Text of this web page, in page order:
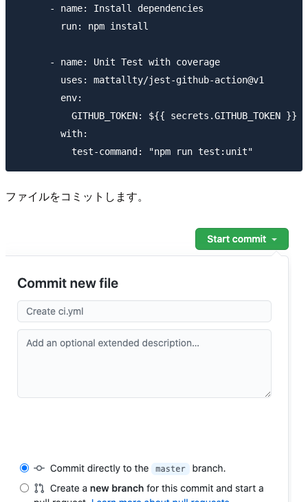
      - name: Install dependencies
        run: npm install
      - name: Unit Test with coverage
        uses: mattallty/jest-github-action@v1
        env:
          GITHUB_TOKEN: ${{ secrets.GITHUB_TOKEN }}
        with:
ファイルをコミットします。